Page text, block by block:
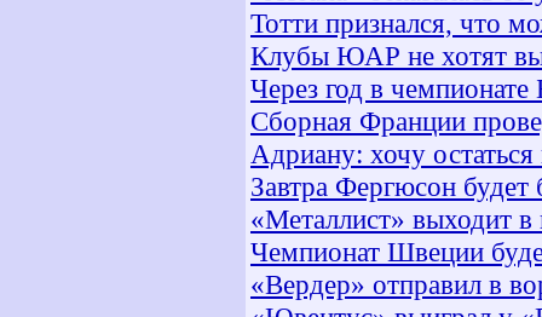
Тотти признался, что
Клубы ЮАР не хотят
Через год в чемпионате
Cборная Франции
Адриану: хочу
Завтра Фергюсон будет
«Металлист» выходит
Чемпионат Швеции
«Вердер» отправил в